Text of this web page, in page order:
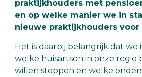
praktijkhouders met
en op welke manier we in
nieuwe praktijkhouders voor
Het is daarbij belangrijk dat we
welke huisartsen in onze regio
willen stoppen en welke